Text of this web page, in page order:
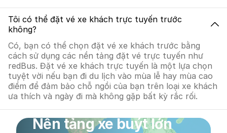
Tôi có thể đặt vé xe khách trực tuyến trước
không?
Có, bạn có thể chọn đặt vé xe khách trước bằng
cách sử dụng các nền tảng đặt vé trực tuyến như
redBus. Đặt vé xe khách trực tuyến là một lựa chọn
tuyệt vời nếu bạn đi du lịch vào mùa lễ hay mùa cao
điểm để đảm bảo chỗ ngồi của bạn trên loại xe khách
ưa thích và ngày đi mà không gặp bất kỳ rắc rối.
Nền tảng xe buýt lớn